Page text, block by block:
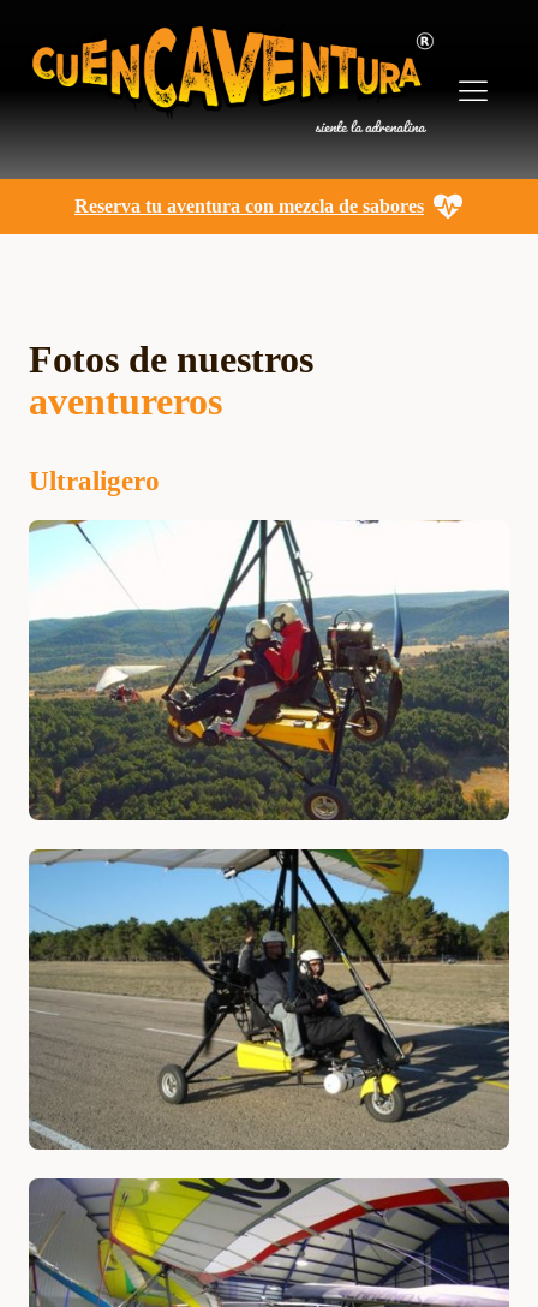
Reserva tu aventura con mezcla de sabores
Fotos de nuestros
aventureros
Ultraligero